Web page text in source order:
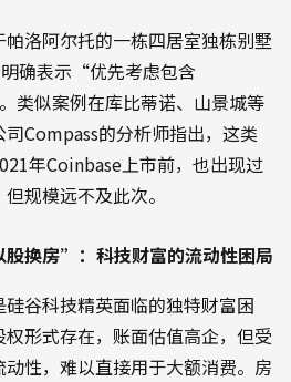
洛阿尔托的一栋四居室独栋别墅
确表示“优先考虑包含
似案例在库比蒂诺、山景城等
Compass的分析师指出，这类
年Coinbase上市前，也出现过
规模远不及此次。
换房”：科技财富的流动性困局
谷科技精英面临的独特财富困
形式存在，账面估值高企，但受
性，难以直接用于大额消费。房